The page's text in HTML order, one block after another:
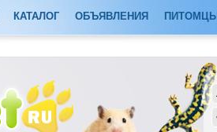
КАТАЛОГ ОБЪЯВЛЕНИЯ ПИТОМЦЫ